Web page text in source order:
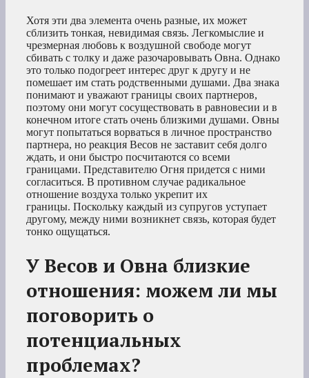
Хотя эти два элемента очень разные, их может
сблизить тонкая, невидимая связь. Легкомыслие и
чрезмерная любовь к воздушной свободе могут
сбивать с толку и даже разочаровывать Овна. Однако
это только подогреет интерес друг к другу и не
помешает им стать родственными душами. Два знака
понимают и уважают границы своих партнеров,
поэтому они могут сосуществовать в равновесии и в
конечном итоге стать очень близкими душами. Овны
могут попытаться ворваться в личное пространство
партнера, но реакция Весов не заставит себя долго
ждать, и они быстро посчитаются со всеми
границами. Представителю Огня придется с ними
согласиться. В противном случае радикальное
отношение воздуха только укрепит их
границы. Поскольку каждый из супругов уступает
другому, между ними возникнет связь, которая будет
тонко ощущаться.
У Весов и Овна близкие
отношения: можем ли мы
поговорить о
потенциальных
проблемах?